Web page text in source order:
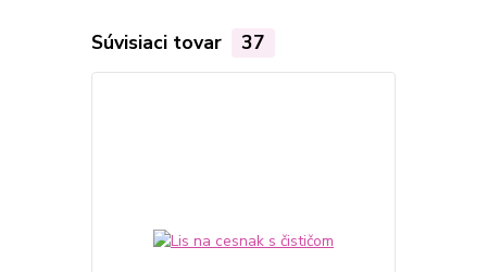
Súvisiaci tovar 37